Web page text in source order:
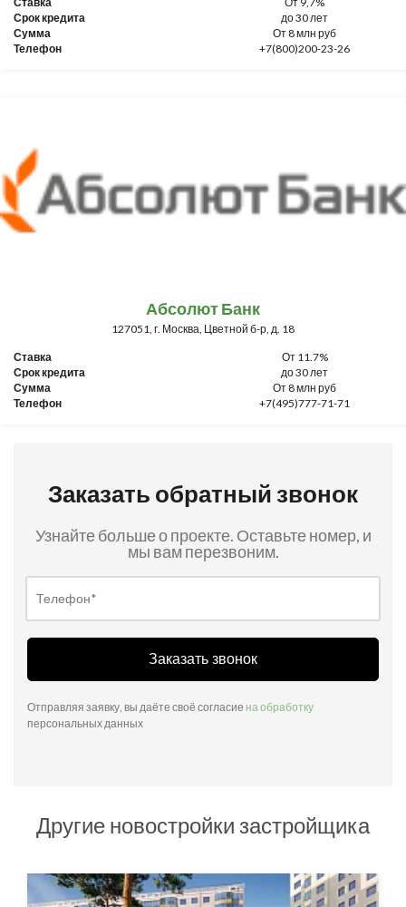
Срок кредита
до 30 лет
Сумма
От 8 млн руб
Телефон
+7(800)200-23-26
Абсолют Банк
127051, г. Москва, Цветной б-р, д. 18
Ставка
От 11.7%
Срок кредита
до 30 лет
Сумма
От 8 млн руб
Телефон
+7(495)777-71-71
Заказать обратный звонок
Узнайте больше о проекте. Оставьте номер, и
мы вам перезвоним.
Заказать звонок
Отправляя заявку, вы даёте своё согласие на обработку
персональных данных
Другие новостройки застройщика